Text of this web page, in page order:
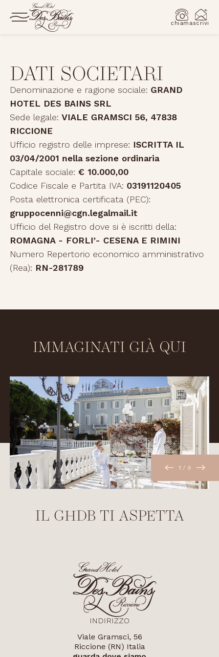
chiamascrivi
DATI SOCIETARI
Denominazione e ragione sociale: GRAND
HOTEL DES BAINS SRL
Sede legale: VIALE GRAMSCI 56, 47838
RICCIONE
Ufficio registro delle imprese: ISCRITTA IL
03/04/2001 nella sezione ordinaria
Capitale sociale: € 10.000,00
Codice Fiscale e Partita IVA: 03191120405
Posta elettronica certificata (PEC):
gruppocenni@cgn.legalmail.it
Ufficio del Registro dove si è iscritti della:
ROMAGNA - FORLI’- CESENA E RIMINI
Numero Repertorio economico amministrativo
(Rea): RN-281789
IMMAGINATI GIÀ QUI
1 / 9
IL GHDB TI ASPETTA
INDIRIZZO
Viale Gramsci, 56
Riccione (RN) Italia